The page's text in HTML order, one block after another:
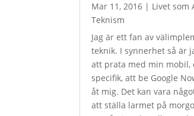
Mar 11, 2016 | Livet som
Teknism
Jag är ett fan av
teknik. I synnerhet så är
att prata med min mobil,
specifik, att be Google
åt mig. Det kan vara
att ställa larmet på